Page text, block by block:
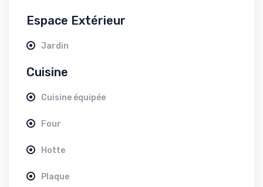
Espace Extérieur
Jardin
Cuisine
Cuisine équipée
Four
Hotte
Plaque